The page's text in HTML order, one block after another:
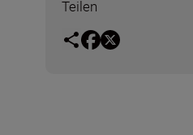
Teilen